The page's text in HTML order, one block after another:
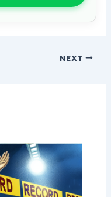
NEXT